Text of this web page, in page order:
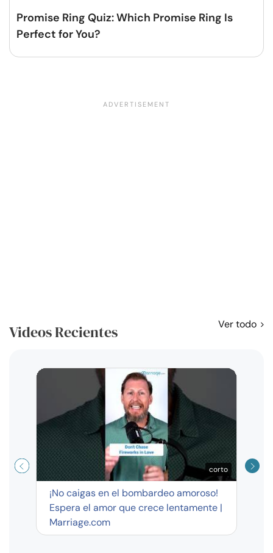
Promise Ring Quiz: Which Promise Ring Is
Perfect for You?
Videos Recientes Ver todo
corto
¡No caigas en el bombardeo amoroso!
Espera el amor que crece lentamente |
Marriage.com